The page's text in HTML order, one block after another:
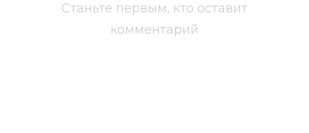
Станьте первым, кто оставит
комментарий